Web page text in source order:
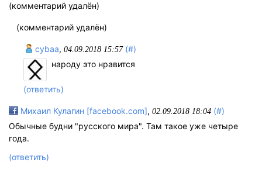
(комментарий удалён)
(комментарий удалён)
cybaa, 04.09.2018 15:57 (#)
народу это нравится
(ответить)
Михаил Кулагин [facebook.com], 02.09.2018 18:04 (#)
Обычные будни "русского мира". Там такое уже четыре
года.
(ответить)